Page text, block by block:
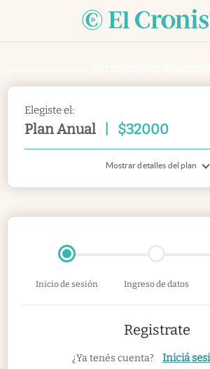
Elegiste el:
Plan Anual $32000
Mostrar detalles del plan
Inicio de sesión Ingreso de datos
Registrate
¿Ya tenés cuenta? Iniciá